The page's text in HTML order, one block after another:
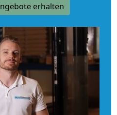
erhalten